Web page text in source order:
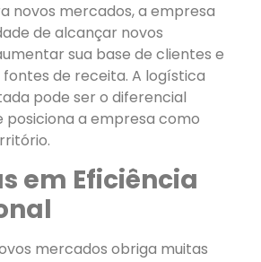
novos mercados, a empresa
de alcançar novos
sua base de clientes e
de receita. A logística
pode ser o diferencial
a empresa como
em Eficiência
mercados obriga muitas